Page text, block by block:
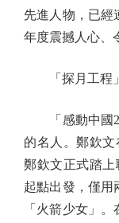
先進人物，已經
年度震撼人心、
「探月工程
「感動中國
的名人。鄭欽文
鄭欽文正式踏上
起點出發，僅用
「火箭少女」